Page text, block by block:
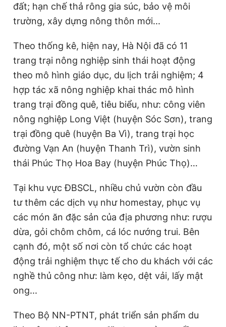
đất; hạn chế thả rông gia súc, bảo vệ môi
trường, xây dựng nông thôn mới...
Theo thống kê, hiện nay, Hà Nội đã có 11
trang trại nông nghiệp sinh thái hoạt động
theo mô hình giáo dục, du lịch trải nghiệm; 4
hợp tác xã nông nghiệp khai thác mô hình
trang trại đồng quê, tiêu biểu, như: công viên
nông nghiệp Long Việt (huyện Sóc Sơn), trang
trại đồng quê (huyện Ba Vì), trang trại học
đường Vạn An (huyện Thanh Trì), vườn sinh
thái Phúc Thọ Hoa Bay (huyện Phúc Thọ)…
Tại khu vực ĐBSCL, nhiều chủ vườn còn đầu
tư thêm các dịch vụ như homestay, phục vụ
các món ăn đặc sản của địa phương như: rượu
dừa, gỏi chôm chôm, cá lóc nướng trui. Bên
cạnh đó, một số nơi còn tổ chức các hoạt
động trải nghiệm thực tế cho du khách với các
nghề thủ công như: làm kẹo, dệt vải, lấy mật
ong...
Theo Bộ NN-PTNT, phát triển sản phẩm du